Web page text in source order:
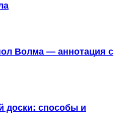
Волма — аннотация с
доски: способы и